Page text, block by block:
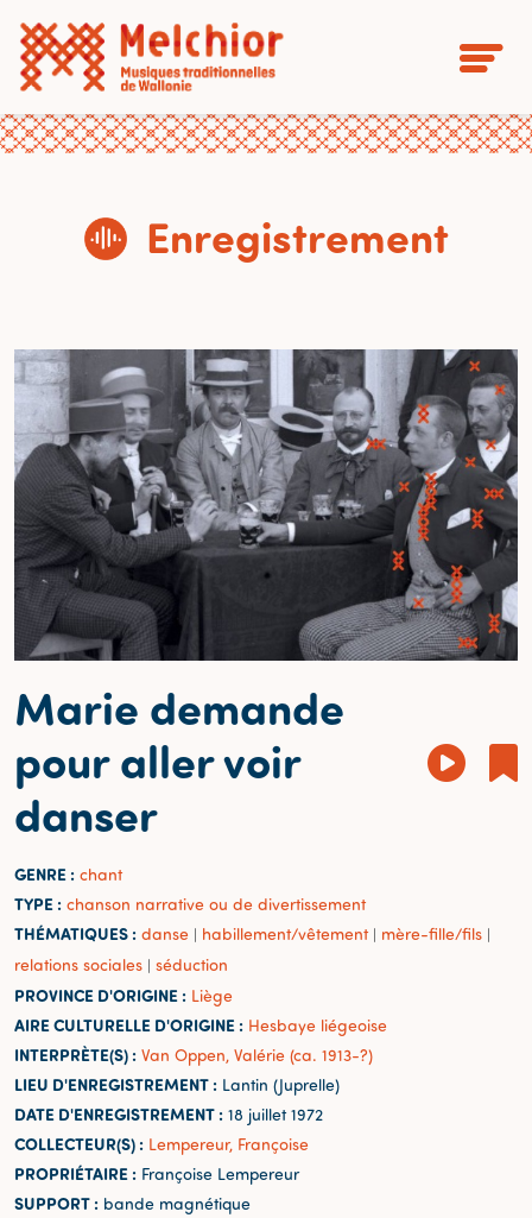
Enregistrement
Marie demande
pour aller voir
danser
GENRE : chant
TYPE : chanson narrative ou de divertissement
THÉMATIQUES : danse | habillement/vêtement | mère-fille/fils |
relations sociales | séduction
PROVINCE D'ORIGINE : Liège
AIRE CULTURELLE D'ORIGINE : Hesbaye liégeoise
INTERPRÈTE(S) : Van Oppen, Valérie (ca. 1913-?)
LIEU D'ENREGISTREMENT : Lantin (Juprelle)
DATE D'ENREGISTREMENT : 18 juillet 1972
COLLECTEUR(S) : Lempereur, Françoise
PROPRIÉTAIRE : Françoise Lempereur
SUPPORT : bande magnétique